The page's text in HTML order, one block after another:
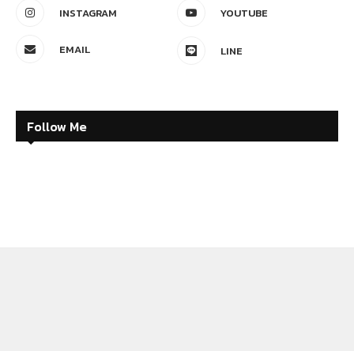
INSTAGRAM YOUTUBE
EMAIL LINE
Follow Me